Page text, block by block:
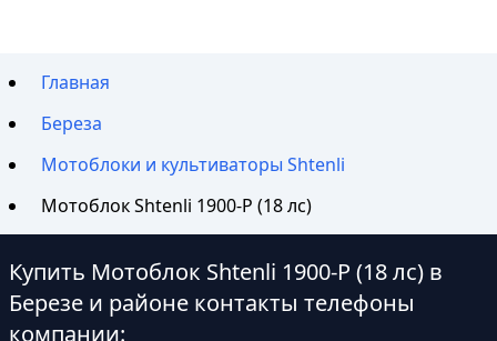
Главная
Береза
Мотоблоки и культиваторы Shtenli
Мотоблок Shtenli 1900-P (18 лс)
Купить Мотоблок Shtenli 1900-P (18 лс) в
Березе и районе контакты телефоны
компании: